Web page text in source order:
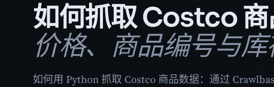
如何抓取 Costco 商
价格、商品编号与
如何用 Python 抓取 Costco 商品数据：通过